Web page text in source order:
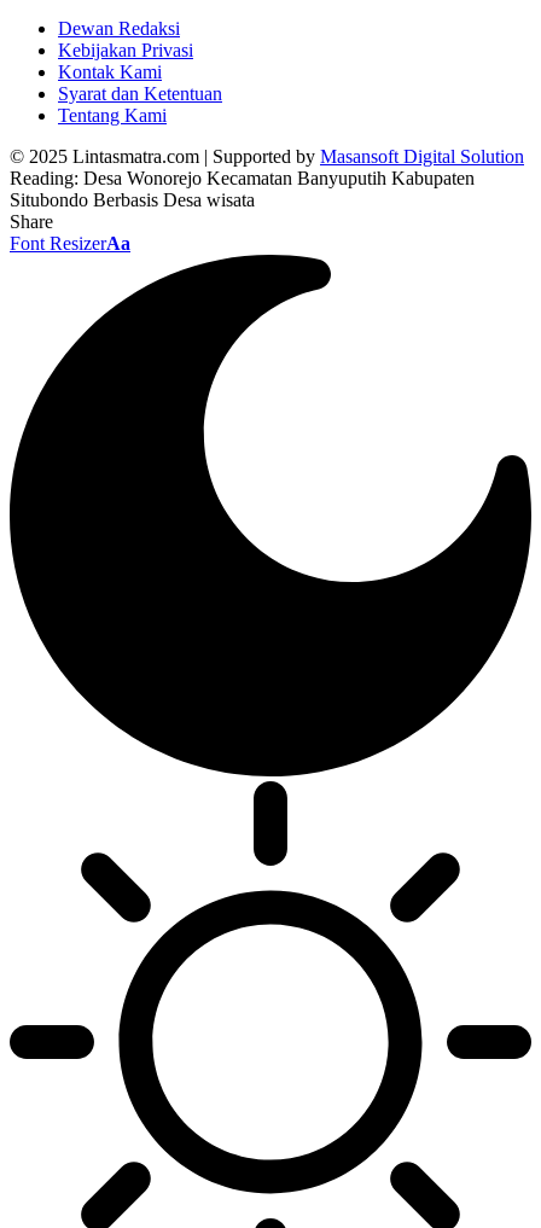
Dewan Redaksi
Kebijakan Privasi
Kontak Kami
Syarat dan Ketentuan
Tentang Kami
© 2025 Lintasmatra.com | Supported by Masansoft Digital Solution
Reading: Desa Wonorejo Kecamatan Banyuputih Kabupaten
Situbondo Berbasis Desa wisata
Share
Font ResizerAa